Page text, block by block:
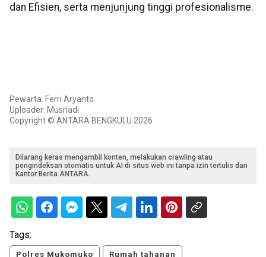
dan Efisien, serta menjunjung tinggi profesionalisme.
Pewarta: Ferri Aryanto
Uploader: Musriadi
Copyright © ANTARA BENGKULU 2026
Dilarang keras mengambil konten, melakukan crawling atau
pengindeksan otomatis untuk AI di situs web ini tanpa izin tertulis dari
Kantor Berita ANTARA.
Tags:
Polres Mukomuko Rumah tahanan